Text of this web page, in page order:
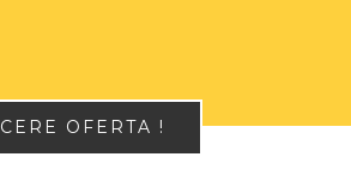
CERE OFERTA !